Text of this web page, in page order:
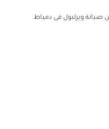
صيانة ويرلبول فى دمياط.